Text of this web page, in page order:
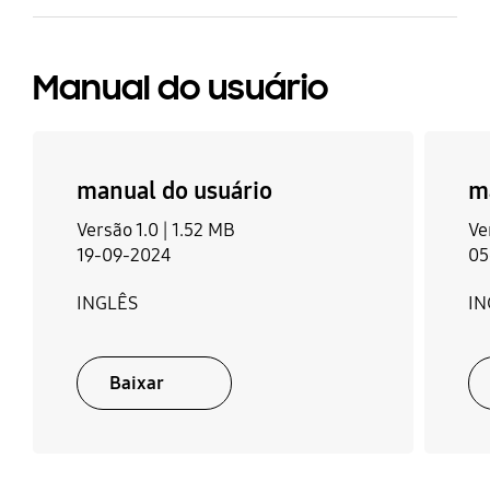
Manual do usuário
manual do usuário
Versão 1.0 | 1.52 MB
19-09-2024
INGLÊS
Baixar